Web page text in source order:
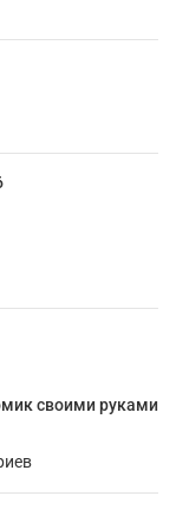
своими руками